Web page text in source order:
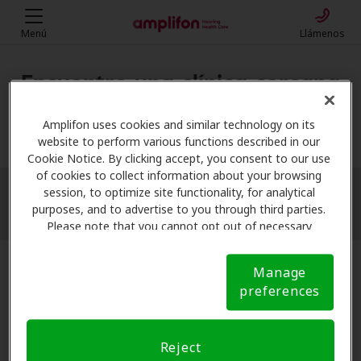
Amplifon uses cookies and similar technology on its
website to perform various functions described in our
Cookie Notice. By clicking accept, you consent to our use
of cookies to collect information about your browsing
session, to optimize site functionality, for analytical
purposes, and to advertise to you through third parties.
Please note that you cannot opt out of necessary
Notice (link here below). If you are using an opt-out
preference signal, we will honor that signal. Cookie
Manage
preferences
Reject
Menú Llámenos
Encuentre una clínica cercana
Mi ubicación
More filters